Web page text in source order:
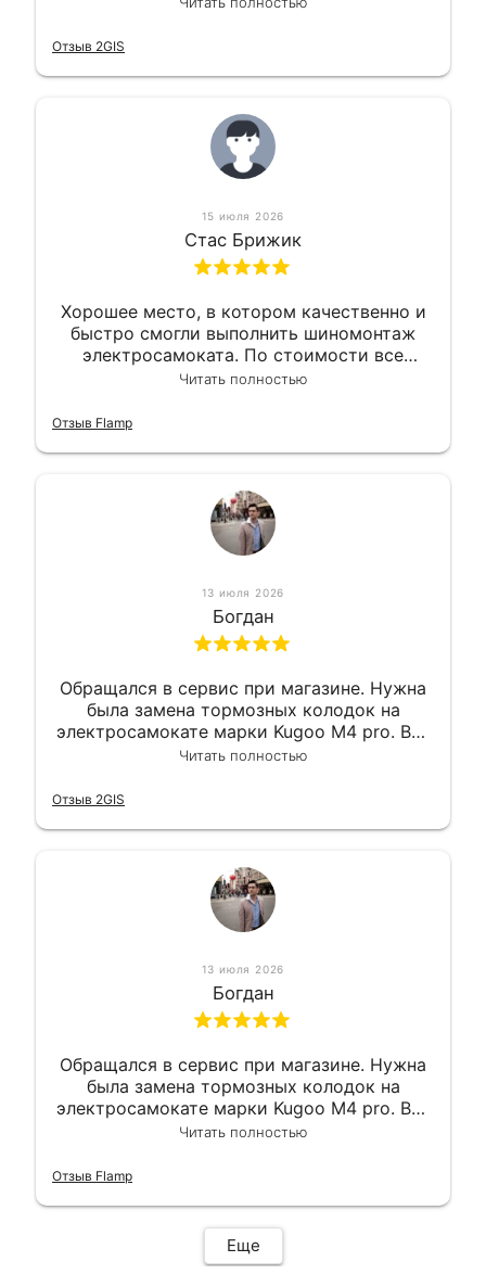
Отзыв 2GIS
15 июля 2026
Стас Брижик
Хорошее место, в котором качественно и
быстро смогли выполнить шиномонтаж
электросамоката. По стоимости все
вышло вообще приемлемо хочу сказать.
Читать полностью
Отзыв Flamp
13 июля 2026
Богдан
Обращался в сервис при магазине. Нужна
была замена тормозных колодок на
электросамокате марки Kugoo M4 pro. Всё
сделали в лучшем виде и в максимально
гарантии, поэтому и обратился в этот
Читать полностью
Отзыв 2GIS
13 июля 2026
Богдан
Обращался в сервис при магазине. Нужна
была замена тормозных колодок на
электросамокате марки Kugoo M4 pro. Всё
сделали в лучшем виде и в максимально
гарантии, поэтому и обратился в этот
Читать полностью
Отзыв Flamp
Еще